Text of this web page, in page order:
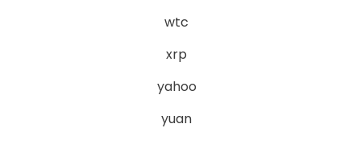
wtc
xrp
yahoo
yuan